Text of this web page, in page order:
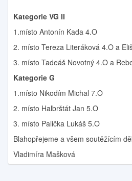
Kategorie VG II
1.místo Antonín Kada 4.O
2. místo Tereza Literáková 4.O a
3. místo Tadeáš Novotný 4.O a
Kategorie G
1.místo Nikodím Michal 7.O
2. místo Halbrštát Jan 5.O
3. místo Palička Lukáš 5.O
Blahopřejeme a všem soutěžícím
Vladimíra Mašková